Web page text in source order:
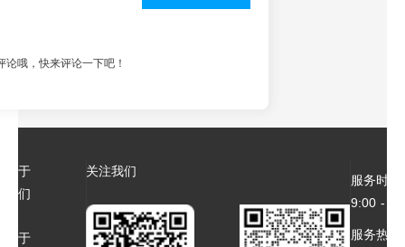
论哦，快来评论一下吧！
关于
我们
关于
关注我们
服务时
9:00 -
服务热